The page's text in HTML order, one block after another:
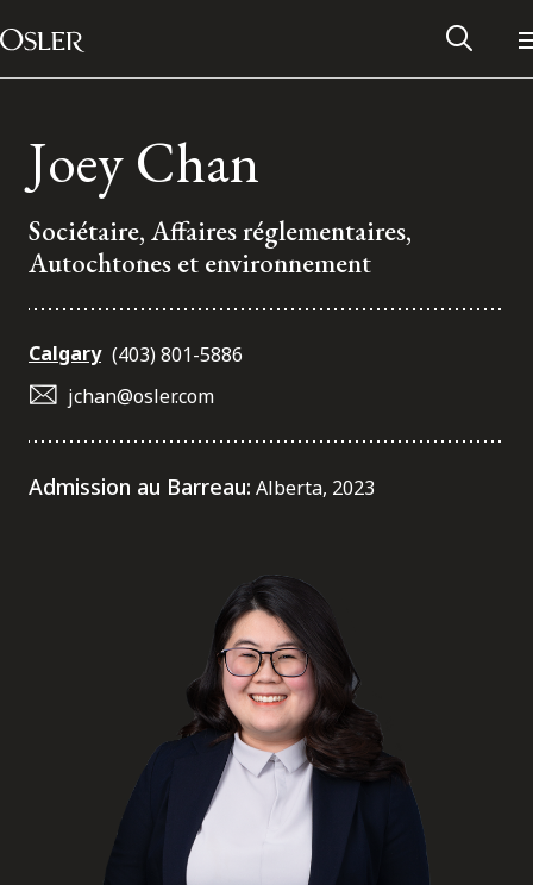
Passer au contenu
Main Navigation
Réseau des anciens d’Osler
Contactez-nous
S’abonner aux articles Osler
Joey Chan
Sociétaire, Affaires réglementaires,
Autochtones et environnement
Calgary (403) 801-5886
jchan@osler.com
Admission au Barreau: Alberta, 2023